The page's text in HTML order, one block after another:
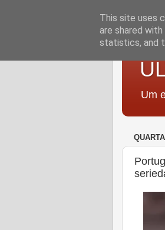
Um
This site uses
are shared
statistics, and